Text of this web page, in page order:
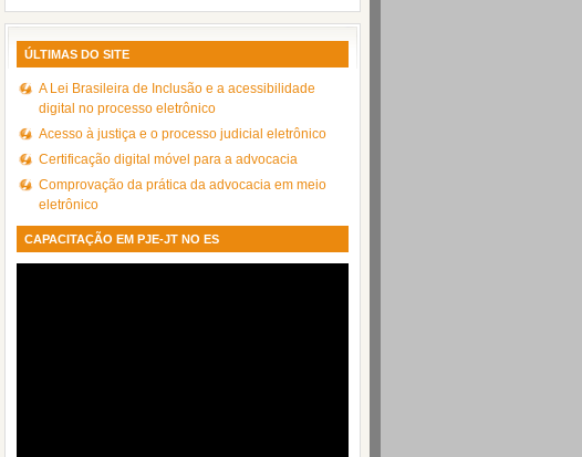
ÚLTIMAS DO SITE
A Lei Brasileira de Inclusão e a acessibilidade
digital no processo eletrônico
Acesso à justiça e o processo judicial eletrônico
Certificação digital móvel para a advocacia
Comprovação da prática da advocacia em meio
eletrônico
CAPACITAÇÃO EM PJE-JT NO ES